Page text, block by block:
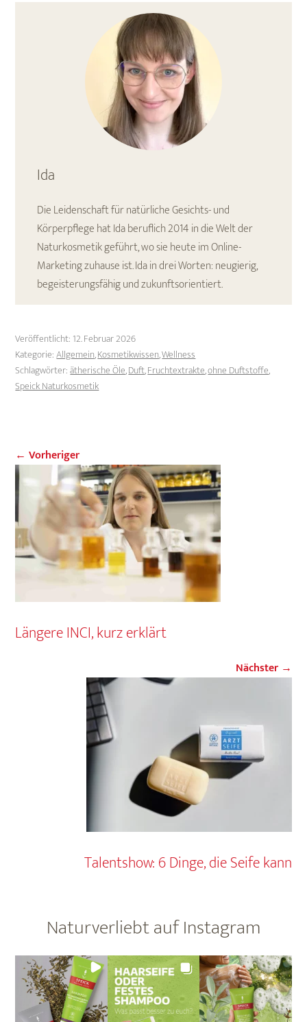
Ida
Die Leidenschaft für natürliche Gesichts- und
Körperpflege hat Ida beruflich 2014 in die Welt der
Naturkosmetik geführt, wo sie heute im Online-
Marketing zuhause ist. Ida in drei Worten: neugierig,
begeisterungsfähig und zukunftsorientiert.
Veröffentlicht: 12. Februar 2026
Kategorie:Allgemein,Kosmetikwissen,Wellness
Schlagwörter:ätherische Öle,Duft,Fruchtextrakte,ohne Duftstoffe,
Speick Naturkosmetik
← Vorheriger
Längere INCI, kurz erklärt
Nächster →
Talentshow: 6 Dinge, die Seife kann
Naturverliebt auf Instagram